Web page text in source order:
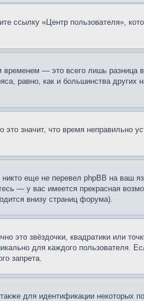
ссылку «Центр пользователя»,
— это всего лишь разница
равно, как и большинства других
значит, что время неправильно
еще не перевел phpBB на ваш
— у вас имеется прекрасная
внизу страниц форума).
это звёздочки, квадратики или
для каждого пользователя.
запрета.
для идентификации некоторых